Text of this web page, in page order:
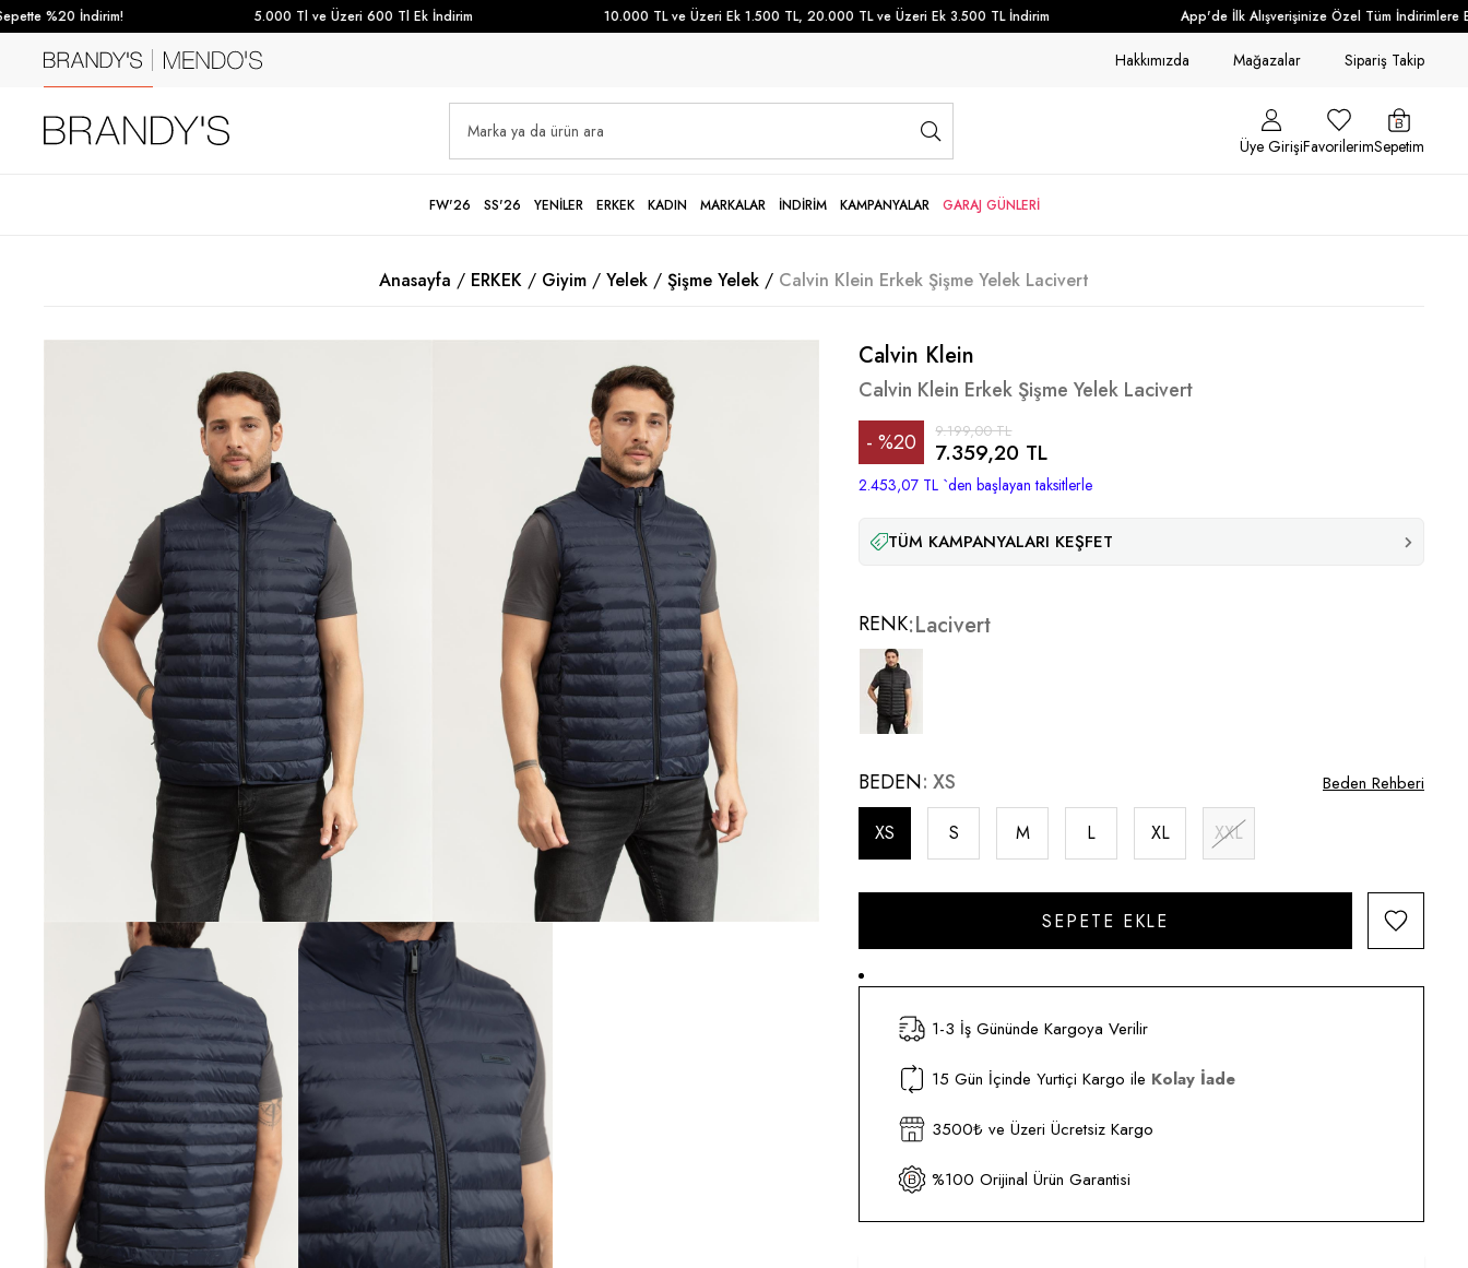
%20 İndirim! 5.000 Tl ve Üzeri 600 Tl Ek İndirim 10.000 TL ve Üzeri Ek 1.500 TL, 20.000 TL ve Üzeri Ek 3.500 TL İndirim App'de İlk Alışverişinize Özel Tüm İndirimlere Ek
Hakkımızda Mağazalar Sipariş Takip
Üye GirişiFavorilerimSepetim
FW'26 SS'26 YENİLER ERKEK KADIN MARKALAR İNDİRİM KAMPANYALAR GARAJ GÜNLERİ
Anasayfa ERKEK Giyim Yelek Şişme Yelek Calvin Klein Erkek Şişme Yelek Lacivert
Calvin Klein
Calvin Klein Erkek Şişme Yelek Lacivert
%20
İndirim
9.199,00 TL
7.359,20 TL
2.453,07 TL `den başlayan taksitlerle
TÜM KAMPANYALARI KEŞFET
RENK Lacivert
BEDEN XS
XS S M L XL XXL
Beden Rehberi
1-3 İş Gününde Kargoya Verilir
15 Gün İçinde Yurtiçi Kargo ile Kolay İade
3500₺ ve Üzeri Ücretsiz Kargo
%100 Orijinal Ürün Garantisi